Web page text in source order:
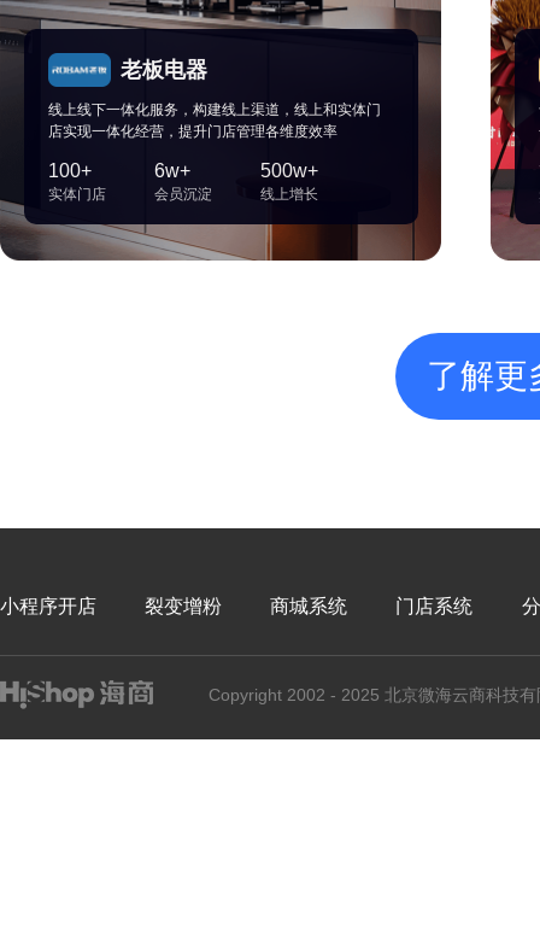
老板电器
线上线下一体化服务，构建线上渠道，线上和实体门
店实现一体化经营，提升门店管理各维度效率
100+
实体门店
6w+
会员沉淀
500w+
线上增长
了解
小程序开店 裂变增粉 商城系统 门店系统
Copyright 2002 - 2025 北京微海云商科技